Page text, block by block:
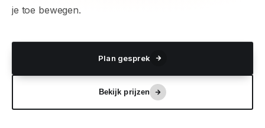
je toe bewegen.
Plan gesprek
Bekijk prijzen